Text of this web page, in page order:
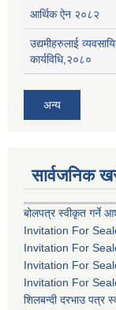
आर्थिक ऐन २०८२
उद्यमीहरुलाई
कार्यविधि,२०८०
अन्य
सार्वजनिक
बोलपत्र स्वीकृत गर्ने
Invitation For
Invitation For
Invitation For
Invitation For
शिलबन्दी दरभाउ पत्र